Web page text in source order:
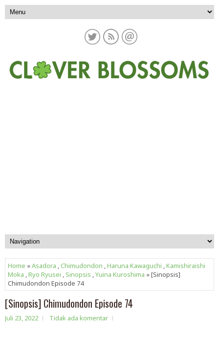
Home »Asadora ,Chimudondon ,Haruna Kawaguchi ,Kamishiraishi
Moka ,Ryo Ryusei , Sinopsis ,Yuina Kuroshima » [Sinopsis]
Chimudondon Episode 74
[Sinopsis] Chimudondon Episode 74
Juli 23, 2022 Tidak ada komentar